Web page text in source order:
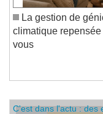
La gestion de
climatique repensée
vous
C'est dans l'actu : des